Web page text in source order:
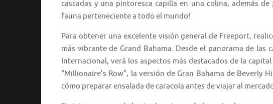
cascadas y una pintoresca capilla en una colina, además de
fauna perteneciente a todo el mundo!
Para obtener una excelente visión general de Freeport,
más vibrante de Grand Bahama. Desde el panorama de las
Internacional, verá los aspectos más destacados de la
“Millionaire’s Row”, la versión de Gran Bahama de Beverly
cómo preparar ensalada de caracola antes de viajar al